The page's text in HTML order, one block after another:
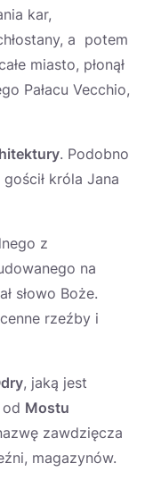
kar,
a potem
miasto, płonął
Pałacu Vecchio,
. Podobno
króla Jana
z
na
słowo Boże.
rzeźby i
, jaką jest
Mostu
zawdzięcza
magazynów.